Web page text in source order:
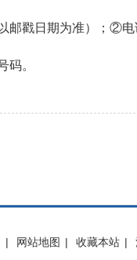
邮戳日期为准）；②
码。
| 网站地图 | 收藏本站 |